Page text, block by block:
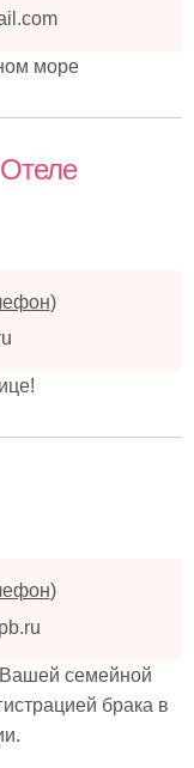
море
)
)
семейной
брака в